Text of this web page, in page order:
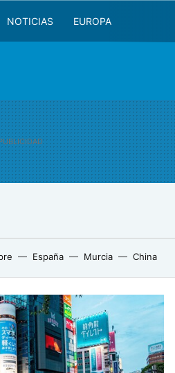
NOTICIAS EUROPA
España Murcia China